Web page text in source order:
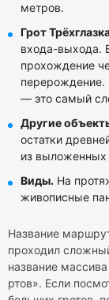
метров.
Грот
входа-выхода.
прохождение
перерождение.
— это самый
Другие
остатки
из выложенных
Виды. На
живописные
Название
проходил
название
ртов». Если